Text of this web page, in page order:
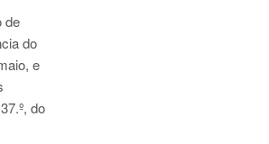
de
do
e
do